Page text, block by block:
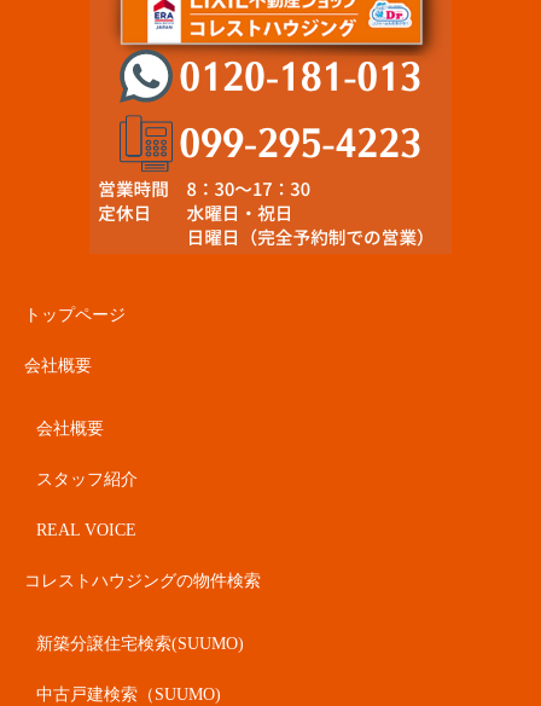
トップページ
会社概要
会社概要
スタッフ紹介
REAL VOICE
コレストハウジングの物件検索
新築分譲住宅検索(SUUMO)
中古戸建検索（SUUMO)